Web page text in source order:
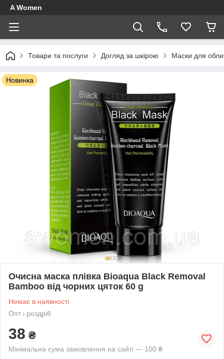
A Women
Товари та послуги Догляд за шкірою Маски для
Новинка
Очисна маска плівка Bioaqua Black Removal
Bamboo від чорних цяток 60 g
Немає в наявності
Опт і роздріб
38 ₴
Мінімальна сума замовлення на сайті — 100 ₴